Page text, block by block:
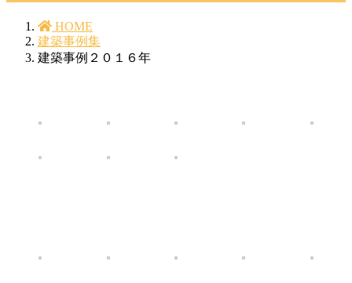
HOME
建築事例集
建築事例２０１６年